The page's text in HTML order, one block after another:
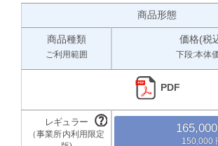
商品形態
商品種類
ご利用範囲
価格(税
下段:本体
PDF
165,000
150,000